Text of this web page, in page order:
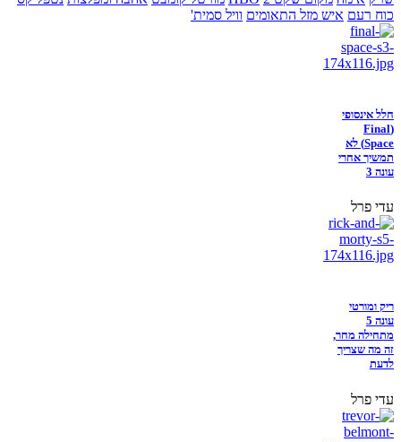
כוח רעם איש מזל התאומים וויל סמית'
חלל אינסופי
(Final
Space) לא
תמשיך אחרי
עונה 3
עדי פרל
ריק ומורטי
עונה 5
מתחילה מחר,
זה מה שצריך
לדעת
עדי פרל